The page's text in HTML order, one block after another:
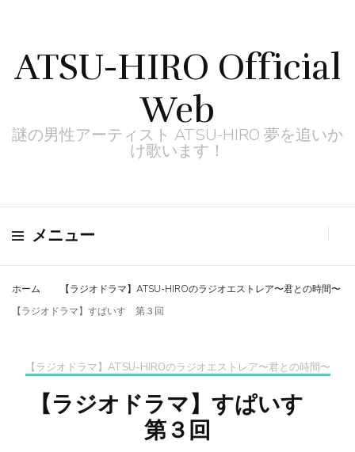
ATSU-HIRO Official
Web
謎の男性アーティスト ATSU-HIRO 夢を追いか
け歌います！
メニュー
ホーム
【ラジオドラマ】ATSU-HIROのラジオエストレア〜君との時間〜
【ラジオドラマ】すぱいす 第３回
【ラジオドラマ】ATSU-HIROのラジオエストレア〜君との時間〜
【ラジオドラマ】すぱいす
第３回